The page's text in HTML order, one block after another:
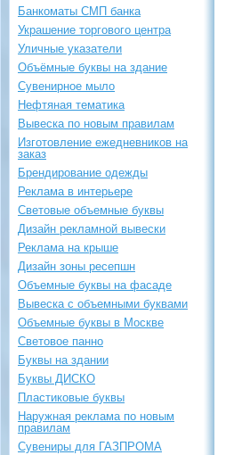
Банкоматы СМП банка
Украшение торгового центра
Уличные указатели
Объёмные буквы на здание
Сувенирное мыло
Нефтяная тематика
Вывеска по новым правилам
Изготовление ежедневников на
заказ
Брендирование одежды
Реклама в интерьере
Световые объемные буквы
Дизайн рекламной вывески
Реклама на крыше
Дизайн зоны ресепшн
Объемные буквы на фасаде
Вывеска с объемными буквами
Объемные буквы в Москве
Световое панно
Буквы на здании
Буквы ДИСКО
Пластиковые буквы
Наружная реклама по новым
правилам
Сувениры для ГАЗПРОМА